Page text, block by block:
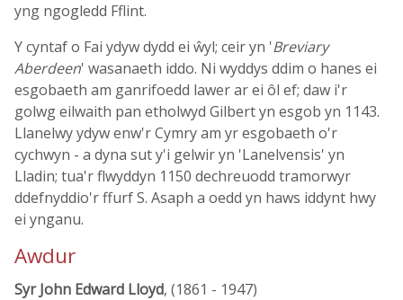
yng ngogledd Fflint.
Y cyntaf o Fai ydyw dydd ei ŵyl; ceir yn 'Breviary
Aberdeen' wasanaeth iddo. Ni wyddys ddim o hanes ei
esgobaeth am ganrifoedd lawer ar ei ôl ef; daw i'r
golwg eilwaith pan etholwyd Gilbert yn esgob yn 1143.
Llanelwy ydyw enw'r Cymry am yr esgobaeth o'r
cychwyn - a dyna sut y'i gelwir yn 'Lanelvensis' yn
Lladin; tua'r flwyddyn 1150 dechreuodd tramorwyr
ddefnyddio'r ffurf S. Asaph a oedd yn haws iddynt hwy
ei ynganu.
Awdur
Syr John Edward Lloyd, (1861 - 1947)